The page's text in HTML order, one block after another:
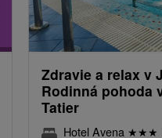
Zdravie a relax v
Rodinná pohoda
Tatier
Hotel Avena ★★★